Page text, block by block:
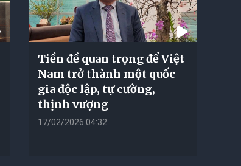
Tiền đề quan trọng để Việt
Nam trở thành một quốc
gia độc lập, tự cường,
thịnh vượng
17/02/2026 04:32